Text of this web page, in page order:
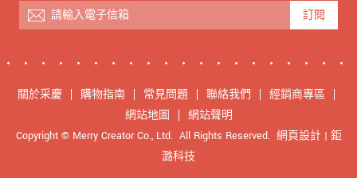
訂閱
關於采慶 購物指南 常見問題 聯絡我們
經銷商專區
網站地圖
網站聲明
Copyright © Merry Creator Co., Ltd. All Rights Reserved. 網頁設計| 鉅
潞科技